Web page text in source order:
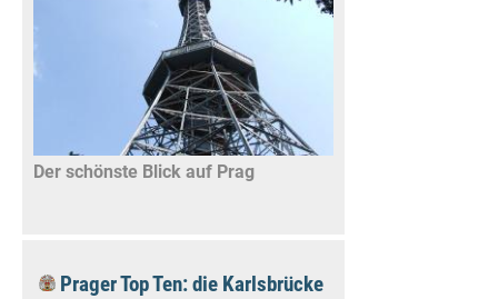
Der schönste Blick auf Prag
Prager Top Ten: die Karlsbrücke